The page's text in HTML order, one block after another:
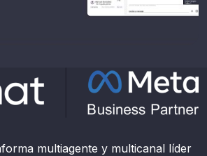
multiagente y multicanal líder